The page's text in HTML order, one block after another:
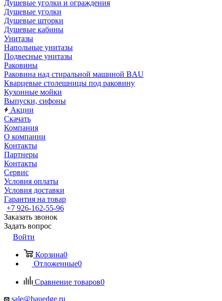
Душевые уголки и ограждения
Душевые уголки
Душевые шторки
Душевые кабины
Унитазы
Напольные унитазы
Подвесные унитазы
Раковины
Раковина над стиральной машиной BAU
Кварцевые столешницы под раковину
Кухонные мойки
Выпуски, сифоны
Акции
Скачать
Компания
О компании
Контакты
Партнеры
Контакты
Сервис
Условия оплаты
Условия доставки
Гарантия на товар
+7 926-162-55-96
Заказать звонок
Задать вопрос
Войти
Корзина0
Отложенные0
Сравнение товаров0
sale@bauedge.ru